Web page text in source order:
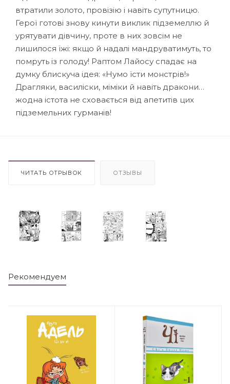
втратили золото, провізію і навіть супутницю.
Герої готові знову кинути виклик підземеллю й
урятувати дівчину, проте в них зовсім не
лишилося їжі: якщо й надалі мандруватимуть, то
помруть із голоду! Раптом Лайосу спадає на
думку блискуча ідея: «Нумо їсти монстрів!»
Драгляки, василіски, міміки й навіть дракони…
жодна істота не сховається від апетитів цих
підземельних гурманів!
ЧИТАТЬ ОТРЫВОК ОТЗЫВЫ
Рекомендуем